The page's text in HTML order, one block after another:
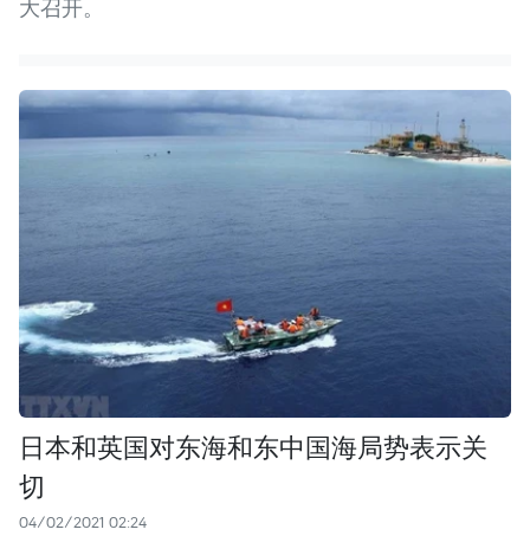
大召开。
日本和英国对东海和东中国海局势表示关
切
04/02/2021 02:24